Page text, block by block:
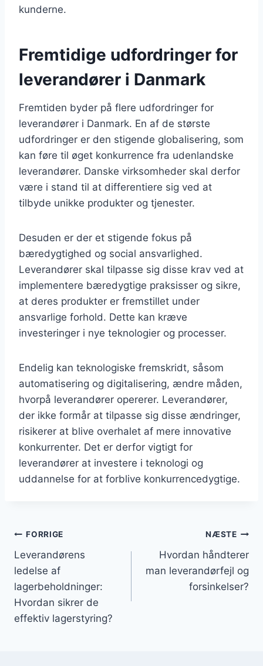
kunderne.
Fremtidige udfordringer for
leverandører i Danmark
Fremtiden byder på flere udfordringer for
leverandører i Danmark. En af de største
udfordringer er den stigende globalisering, som
kan føre til øget konkurrence fra udenlandske
leverandører. Danske virksomheder skal derfor
være i stand til at differentiere sig ved at
tilbyde unikke produkter og tjenester.
Desuden er der et stigende fokus på
bæredygtighed og social ansvarlighed.
Leverandører skal tilpasse sig disse krav ved at
implementere bæredygtige praksisser og sikre,
at deres produkter er fremstillet under
ansvarlige forhold. Dette kan kræve
investeringer i nye teknologier og processer.
Endelig kan teknologiske fremskridt, såsom
automatisering og digitalisering, ændre måden,
hvorpå leverandører opererer. Leverandører,
der ikke formår at tilpasse sig disse ændringer,
risikerer at blive overhalet af mere innovative
konkurrenter. Det er derfor vigtigt for
leverandører at investere i teknologi og
uddannelse for at forblive konkurrencedygtige.
Indlægsnavigation
FORRIGE
Leverandørens
ledelse af
lagerbeholdninger:
Hvordan sikrer de
effektiv lagerstyring?
NÆSTE
Hvordan håndterer
man leverandørfejl og
forsinkelser?